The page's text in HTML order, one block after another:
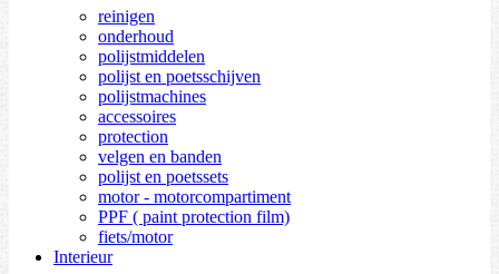
reinigen
onderhoud
polijstmiddelen
polijst en poetsschijven
polijstmachines
accessoires
protection
velgen en banden
polijst en poetssets
motor - motorcompartiment
PPF ( paint protection film)
fiets/motor
Interieur